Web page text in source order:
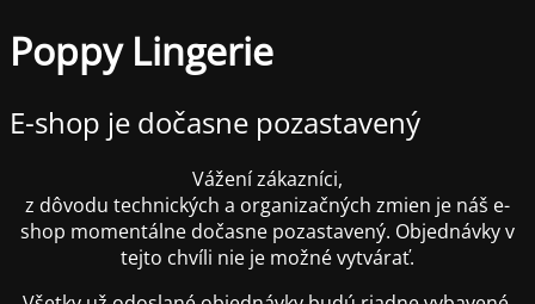
Poppy Lingerie
E-shop je dočasne pozastavený
Vážení zákazníci,
z dôvodu technických a organizačných zmien je náš e-
shop momentálne dočasne pozastavený. Objednávky v
tejto chvíli nie je možné vytvárať.